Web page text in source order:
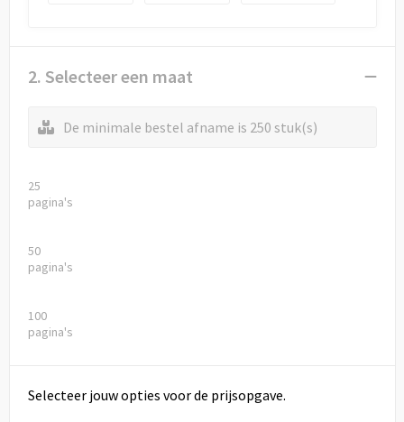
2. Selecteer een maat
De minimale bestel afname is 250 stuk(s)
25
pagina's
50
pagina's
100
pagina's
Selecteer jouw opties voor de prijsopgave.